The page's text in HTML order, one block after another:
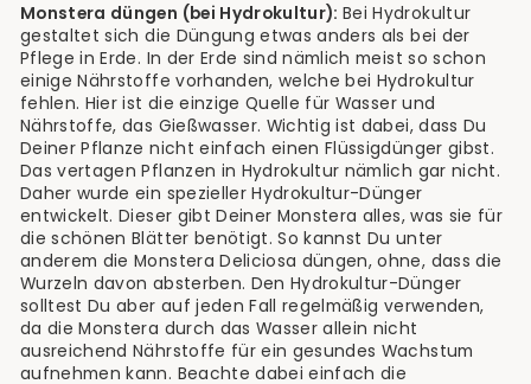
Monstera düngen (bei Hydrokultur):Bei Hydrokultur
gestaltet sich die Düngung etwas anders als bei der
Pflege in Erde. In der Erde sind nämlich meist so schon
einige Nährstoffe vorhanden, welche bei Hydrokultur
fehlen. Hier ist die einzige Quelle für Wasser und
Nährstoffe, das Gießwasser. Wichtig ist dabei, dass Du
Deiner Pflanze nicht einfach einen Flüssigdünger gibst.
Das vertagen Pflanzen in Hydrokultur nämlich gar nicht.
Daher wurde ein spezieller Hydrokultur-Dünger
entwickelt. Dieser gibt Deiner Monstera alles, was sie für
die schönen Blätter benötigt. So kannst Du unter
anderem die Monstera Deliciosa düngen, ohne, dass die
Wurzeln davon absterben. Den Hydrokultur-Dünger
solltest Du aber auf jeden Fall regelmäßig verwenden,
da die Monstera durch das Wasser allein nicht
ausreichend Nährstoffe für ein gesundes Wachstum
aufnehmen kann. Beachte dabei einfach die